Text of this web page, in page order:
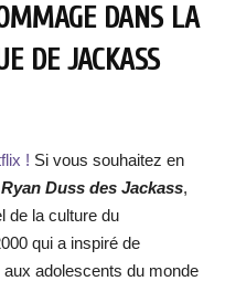
DANS LA
DE JACKASS
! Si vous souhaitez en
Duss des Jackass,
de la culture du
qui a inspiré de
adolescents du monde